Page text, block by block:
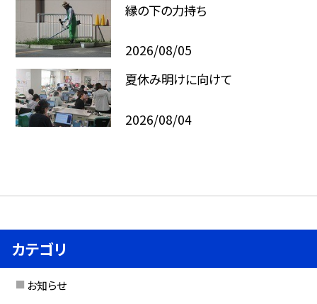
縁の下の力持ち
2026/08/05
夏休み明けに向けて
2026/08/04
カテゴリ
お知らせ